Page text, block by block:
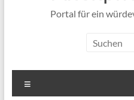
Portal für ein